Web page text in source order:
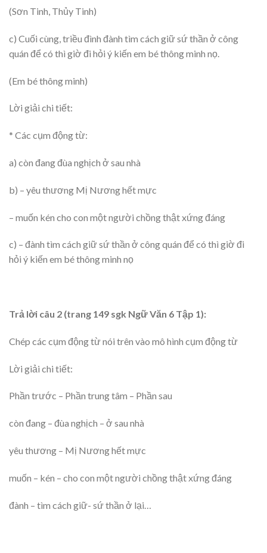
(Sơn Tinh, Thủy Tinh)
c) Cuối cùng, triều đình đành tìm cách giữ sứ thần ở công
quán để có thì giờ đi hỏi ý kiến em bé thông minh nọ.
(Em bé thông minh)
Lời giải chi tiết:
* Các cụm động từ:
a) còn đang đùa nghịch ở sau nhà
b) – yêu thương Mị Nương hết mực
– muốn kén cho con một người chồng thật xứng đáng
c) – đành tìm cách giữ sứ thần ở công quán để có thì giờ đi
hỏi ý kiến em bé thông minh nọ
Trả lời câu 2 (trang 149 sgk Ngữ Văn 6 Tập 1):
Chép các cụm động từ nói trên vào mô hình cụm động từ
Lời giải chi tiết:
Phần trước – Phần trung tâm – Phần sau
còn đang – đùa nghịch – ở sau nhà
yêu thương – Mị Nương hết mực
muốn – kén – cho con một người chồng thật xứng đáng
đành – tìm cách giữ- sứ thần ở lại…